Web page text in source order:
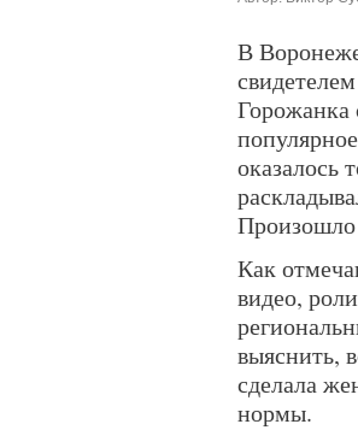
В
Горожанка
оказалось
Произошло
Как
видео,
выяснить,
сделала
нормы.